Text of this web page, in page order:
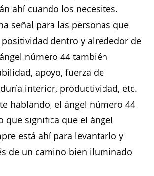
ahí cuando los necesites.
señal para las personas que
dentro y alrededor de
número 44 también
apoyo, fuerza de
interior, productividad, etc.
hablando, el ángel número 44
que significa que el ángel
está ahí para levantarlo y
de un camino bien iluminado